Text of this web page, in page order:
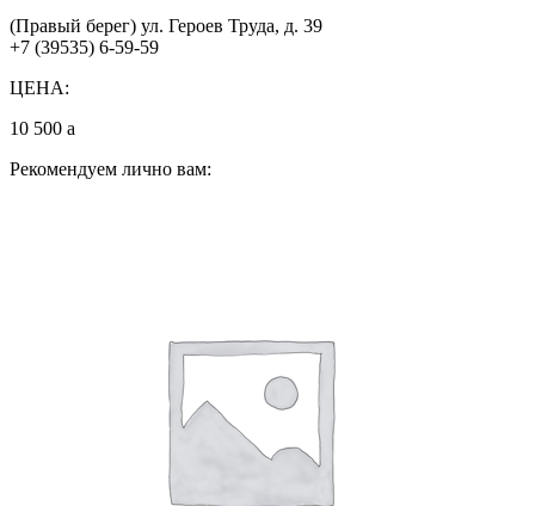
(Правый берег) ул. Героев Труда, д. 39
+7 (39535) 6-59-59
ЦЕНА:
10 500 a
Рекомендуем лично вам: